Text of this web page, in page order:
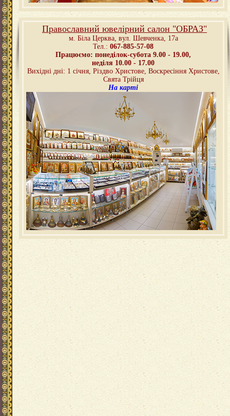
Православний ювелірний салон "ОБРАЗ"
м. Біла Церква, вул. Шевченка, 17а
Тел.: 067-885-57-08
Працюємо: понеділок-субота 9.00 - 19.00,
неділя 10.00 - 17.00
Вихідні дні: 1 січня, Різдво Христове, Воскресіння Христове,
Свята Трійця
На карті